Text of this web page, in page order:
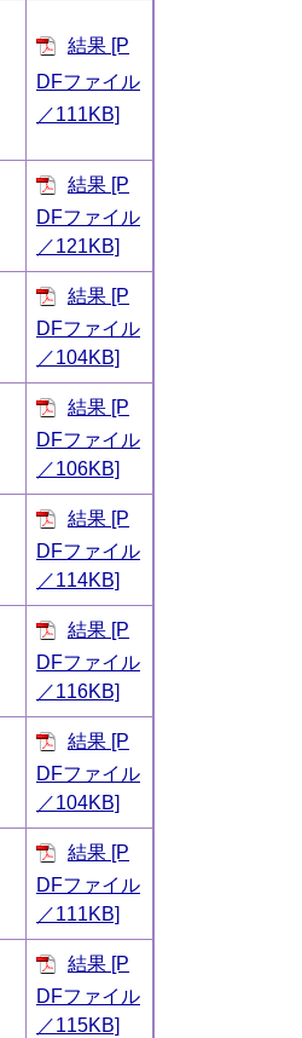
結果 [P
DFファイル
／111KB]
結果 [P
DFファイル
／121KB]
結果 [P
DFファイル
／104KB]
結果 [P
DFファイル
／106KB]
結果 [P
DFファイル
／114KB]
結果 [P
DFファイル
／116KB]
結果 [P
DFファイル
／104KB]
結果 [P
DFファイル
／111KB]
結果 [P
DFファイル
／115KB]